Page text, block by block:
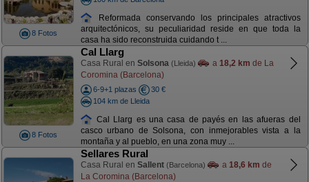
8 Fotos
Reformada conservando los principales atractivos
arquitectónicos, su peculiaridad reside en que toda la
casa ha sido reconstruida cuidando t ...
8 Fotos
Cal Llarg
Casa Rural en Solsona (Lleida) a 18,2 km de La
Coromina (Barcelona)
6-9+1 plazas
30 €
104 km de Lleida
Cal Llarg es una casa de payés en las afueras del
casco urbano de Solsona, con inmejorables vista a la
montaña y al pueblo, en una zona muy ...
Sellares Rural
Casa Rural en Sallent (Barcelona) a 18,6 km de
La Coromina (Barcelona)